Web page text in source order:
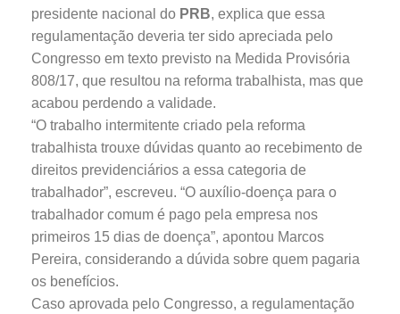
presidente nacional do PRB, explica que essa
regulamentação deveria ter sido apreciada pelo
Congresso em texto previsto na Medida Provisória
808/17, que resultou na reforma trabalhista, mas que
acabou perdendo a validade.
“O trabalho intermitente criado pela reforma
trabalhista trouxe dúvidas quanto ao recebimento de
direitos previdenciários a essa categoria de
trabalhador”, escreveu. “O auxílio-doença para o
trabalhador comum é pago pela empresa nos
primeiros 15 dias de doença”, apontou Marcos
Pereira, considerando a dúvida sobre quem pagaria
os benefícios.
Caso aprovada pelo Congresso, a regulamentação